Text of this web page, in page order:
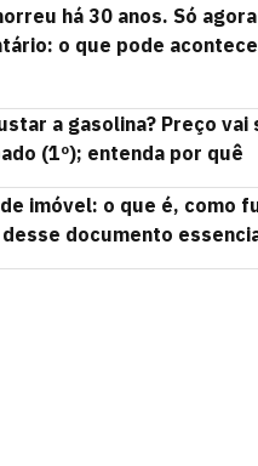
há 30 anos. Só
o que pode
a gasolina? Preço vai
(1º); entenda por quê
imóvel: o que é, como
documento